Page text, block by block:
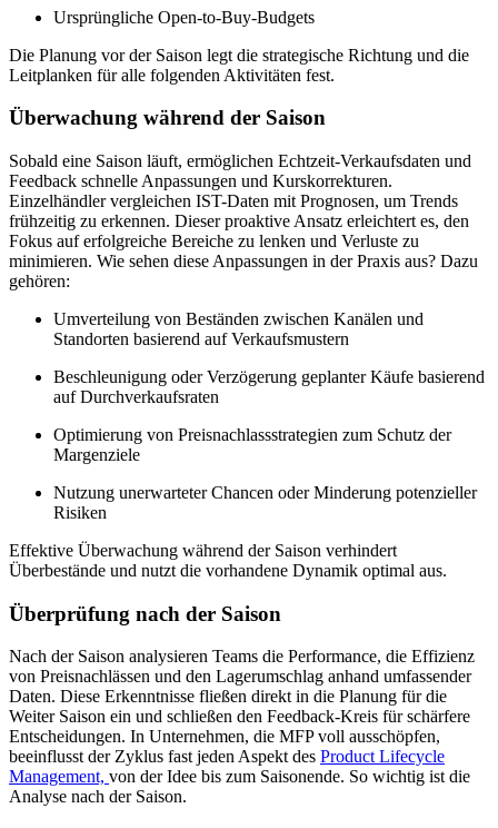
Ursprüngliche Open-to-Buy-Budgets
Die Planung vor der Saison legt die strategische Richtung und die
Leitplanken für alle folgenden Aktivitäten fest.
Überwachung während der Saison
Sobald eine Saison läuft, ermöglichen Echtzeit-Verkaufsdaten und
Feedback schnelle Anpassungen und Kurskorrekturen.
Einzelhändler vergleichen IST-Daten mit Prognosen, um Trends
frühzeitig zu erkennen. Dieser proaktive Ansatz erleichtert es, den
Fokus auf erfolgreiche Bereiche zu lenken und Verluste zu
minimieren. Wie sehen diese Anpassungen in der Praxis aus? Dazu
gehören:
Umverteilung von Beständen zwischen Kanälen und
Standorten basierend auf Verkaufsmustern
Beschleunigung oder Verzögerung geplanter Käufe basierend
auf Durchverkaufsraten
Optimierung von Preisnachlassstrategien zum Schutz der
Margenziele
Nutzung unerwarteter Chancen oder Minderung potenzieller
Risiken
Effektive Überwachung während der Saison verhindert
Überbestände und nutzt die vorhandene Dynamik optimal aus.
Überprüfung nach der Saison
Nach der Saison analysieren Teams die Performance, die Effizienz
von Preisnachlässen und den Lagerumschlag anhand umfassender
Daten. Diese Erkenntnisse fließen direkt in die Planung für die
Weiter Saison ein und schließen den Feedback-Kreis für schärfere
Entscheidungen. In Unternehmen, die MFP voll ausschöpfen,
beeinflusst der Zyklus fast jeden Aspekt des Product Lifecycle
Management, von der Idee bis zum Saisonende. So wichtig ist die
Analyse nach der Saison.